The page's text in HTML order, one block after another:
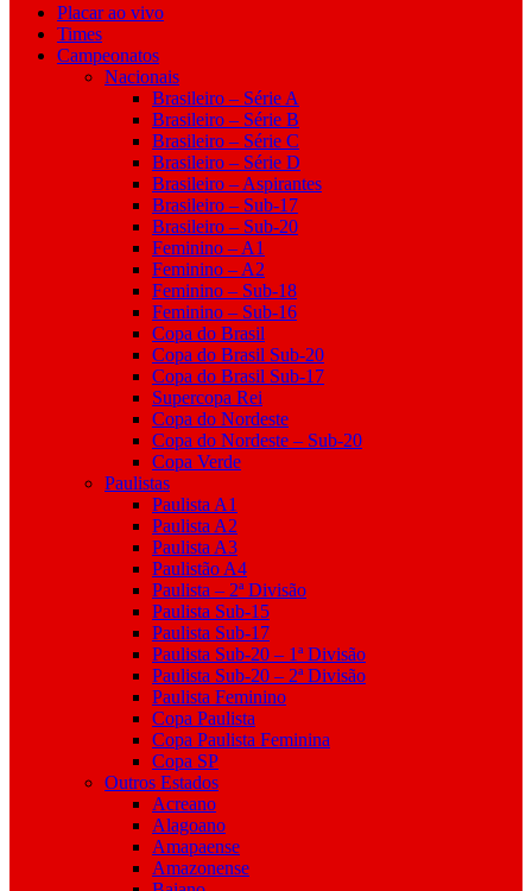
Placar ao vivo
Times
Campeonatos
Nacionais
Brasileiro – Série A
Brasileiro – Série B
Brasileiro – Série C
Brasileiro – Série D
Brasileiro – Aspirantes
Brasileiro – Sub-17
Brasileiro – Sub-20
Feminino – A1
Feminino – A2
Feminino – Sub-18
Feminino – Sub-16
Copa do Brasil
Copa do Brasil Sub-20
Copa do Brasil Sub-17
Supercopa Rei
Copa do Nordeste
Copa do Nordeste – Sub-20
Copa Verde
Paulistas
Paulista A1
Paulista A2
Paulista A3
Paulistão A4
Paulista – 2ª Divisão
Paulista Sub-15
Paulista Sub-17
Paulista Sub-20 – 1ª Divisão
Paulista Sub-20 – 2ª Divisão
Paulista Feminino
Copa Paulista
Copa Paulista Feminina
Copa SP
Outros Estados
Acreano
Alagoano
Amapaense
Amazonense